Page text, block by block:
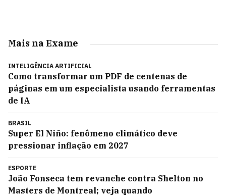
Mais na Exame
INTELIGÊNCIA ARTIFICIAL
Como transformar um PDF de centenas de
páginas em um especialista usando ferramentas
de IA
BRASIL
Super El Niño: fenômeno climático deve
pressionar inflação em 2027
ESPORTE
João Fonseca tem revanche contra Shelton no
Masters de Montreal; veja quando